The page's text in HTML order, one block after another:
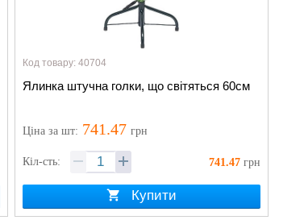
Код товару: 40704
Ялинка штучна голки, що світяться 60см
Ціназа шт: 741.47 грн
Кіл-сть: 741.47 грн
Купити